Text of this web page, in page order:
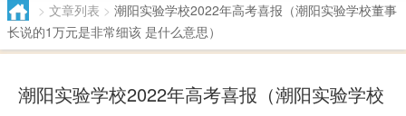
> 文章列表 > 潮阳实验学校2022年高考喜报（潮阳实验学校董事
长说的1万元是非常细该 是什么意思）
潮阳实验学校2022年高考喜报（潮阳实验学校